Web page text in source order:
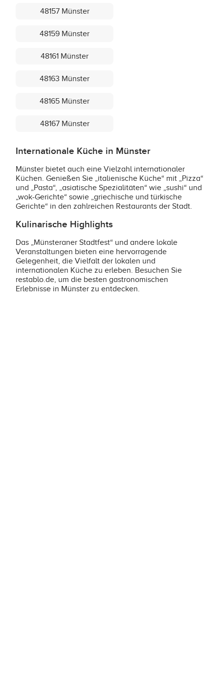
48157 Münster
48159 Münster
48161 Münster
48163 Münster
48165 Münster
48167 Münster
Internationale Küche in Münster
Münster bietet auch eine Vielzahl internationaler
Küchen. Genießen Sie „italienische Küche“ mit „Pizza“
und „Pasta“, „asiatische Spezialitäten“ wie „sushi“ und
„wok-Gerichte“ sowie „griechische und türkische
Gerichte“ in den zahlreichen Restaurants der Stadt.
Kulinarische Highlights
Das „Münsteraner Stadtfest“ und andere lokale
Veranstaltungen bieten eine hervorragende
Gelegenheit, die Vielfalt der lokalen und
internationalen Küche zu erleben. Besuchen Sie
restablo.de, um die besten gastronomischen
Erlebnisse in Münster zu entdecken.